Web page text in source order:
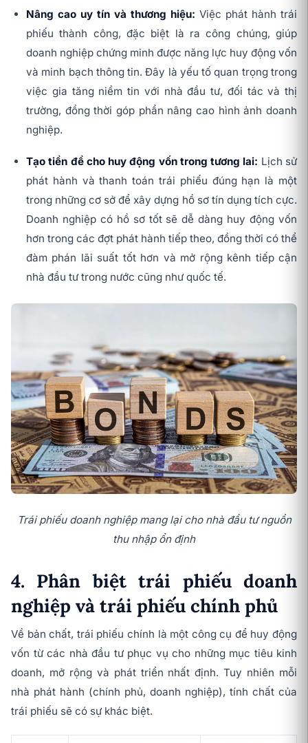
Nâng cao uy tín và thương hiệu: Việc phát hành trái
phiếu thành công, đặc biệt là ra công chúng, giúp
doanh nghiệp chứng minh được năng lực huy động vốn
và minh bạch thông tin. Đây là yếu tố quan trọng trong
việc gia tăng niềm tin với nhà đầu tư, đối tác và thị
trường, đồng thời góp phần nâng cao hình ảnh doanh
nghiệp.
Tạo tiền đề cho huy động vốn trong tương lai: Lịch sử
phát hành và thanh toán trái phiếu đúng hạn là một
trong những cơ sở để xây dựng hồ sơ tín dụng tích cực.
Doanh nghiệp có hồ sơ tốt sẽ dễ dàng huy động vốn
hơn trong các đợt phát hành tiếp theo, đồng thời có thể
đàm phán lãi suất tốt hơn và mở rộng kênh tiếp cận
nhà đầu tư trong nước cũng như quốc tế.
Trái phiếu doanh nghiệp mang lại cho nhà đầu tư nguồn
thu nhập ổn định
4. Phân biệt trái phiếu doanh
nghiệp và trái phiếu chính phủ
Về bản chất, trái phiếu chính là một công cụ để huy động
vốn từ các nhà đầu tư phục vụ cho những mục tiêu kinh
doanh, mở rộng và phát triển nhất định. Tuy nhiên mỗi
nhà phát hành (chính phủ, doanh nghiệp), tính chất của
trái phiếu sẽ có sự khác biệt.